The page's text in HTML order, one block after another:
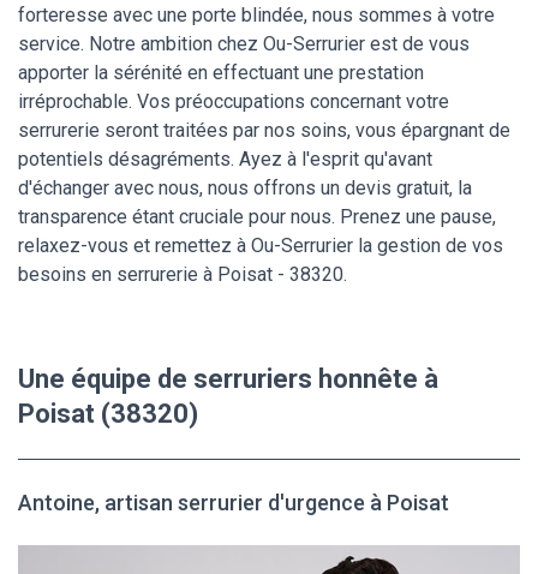
forteresse avec une porte blindée, nous sommes à votre
service. Notre ambition chez Ou-Serrurier est de vous
apporter la sérénité en effectuant une prestation
irréprochable. Vos préoccupations concernant votre
serrurerie seront traitées par nos soins, vous épargnant de
potentiels désagréments. Ayez à l'esprit qu'avant
d'échanger avec nous, nous offrons un devis gratuit, la
transparence étant cruciale pour nous. Prenez une pause,
relaxez-vous et remettez à Ou-Serrurier la gestion de vos
besoins en serrurerie à Poisat - 38320.
Une équipe de serruriers honnête à
Poisat (38320)
Antoine, artisan serrurier d'urgence à Poisat